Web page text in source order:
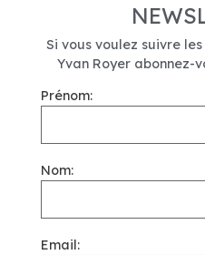
Si vous voulez suivre
Yvan Royer abonnez-
Prénom:
Nom:
Email: